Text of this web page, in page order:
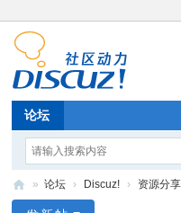
论坛
» 论坛 › Discuz! › 资源分享